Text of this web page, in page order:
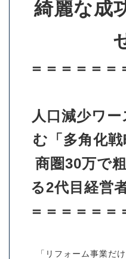
綺麗な成
＝＝＝＝＝＝
人口減少ワ
む「多角化
商圏30万で
る2代目経営
＝＝＝＝＝＝
「リフォーム事業だ